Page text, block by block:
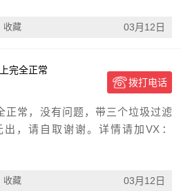
收藏 03月12日
完全正常
拨打电话
正常，没有问题，带三个垃圾过滤
，请自取谢谢。详情请加VX：
收藏 03月12日